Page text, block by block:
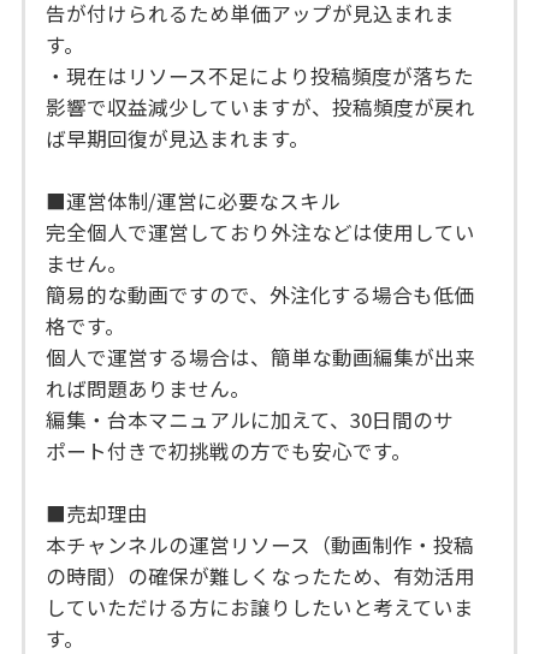
告が付けられるため単価アップが見込まれま
す。
・現在はリソース不足により投稿頻度が落ちた
影響で収益減少していますが、投稿頻度が戻れ
ば早期回復が見込まれます。
■運営体制/運営に必要なスキル
完全個人で運営しており外注などは使用してい
ません。
簡易的な動画ですので、外注化する場合も低価
格です。
個人で運営する場合は、簡単な動画編集が出来
れば問題ありません。
編集・台本マニュアルに加えて、30日間のサ
ポート付きで初挑戦の方でも安心です。
■売却理由
本チャンネルの運営リソース（動画制作・投稿
の時間）の確保が難しくなったため、有効活用
していただける方にお譲りしたいと考えていま
す。